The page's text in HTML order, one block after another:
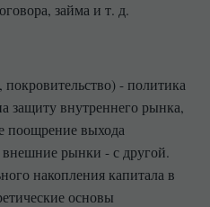
займа и т. д.
- политика
защиту внутреннего рынка,
поощрение выхода
рынки - с другой.
накопления капитала в
основы